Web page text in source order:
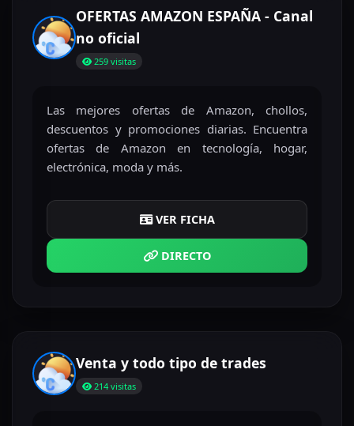
OFERTAS AMAZON ESPAÑA - Canal
no oficial
259 visitas
Las mejores ofertas de Amazon, chollos,
descuentos y promociones diarias. Encuentra
ofertas de Amazon en tecnología, hogar,
electrónica, moda y más.
VER FICHA
DIRECTO
Venta y todo tipo de trades
214 visitas